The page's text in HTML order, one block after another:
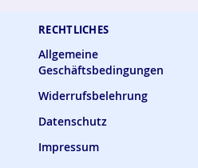
RECHTLICHES
Allgemeine
Geschäftsbedingungen
Widerrufsbelehrung
Datenschutz
Impressum